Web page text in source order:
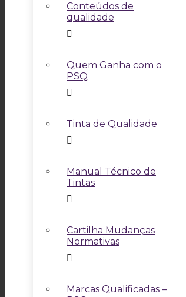
Conteúdos de
qualidade
Quem Ganha com o
PSQ
Tinta de Qualidade
Manual Técnico de
Tintas
Cartilha Mudanças
Normativas
Marcas Qualificadas –